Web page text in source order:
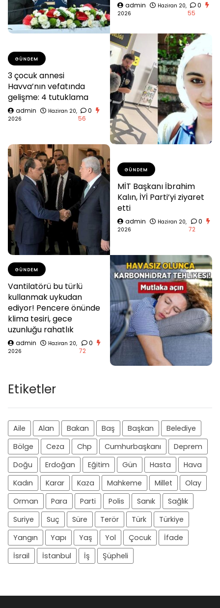
admin
Haziran 20,
2026
0
55
GÜNDEM
3 çocuk annesi
Havva’nın vefatında
gelişme: 4 tutuklama
admin
Haziran 20,
2026
0
56
GÜNDEM
MİT Başkanı İbrahim
Kalın, İYİ Parti’yi ziyaret
etti
admin
Haziran 20,
2026
0
72
GÜNDEM
Vantilatörü bu türlü
kullanmak uykudan
ediyor! Pencere önünde
klima tesiri, gece
uzunluğu rahatlık
admin
Haziran 20,
2026
0
72
Etiketler
Aile Alan Bakan Baş Başkan
Belediye
Bölge
Ceza Chp Cumhurbaşkanı
Deprem
Doğu
Erdoğan Eğitim Gün Hasta
Hava
Kadın
Karar Kaza Mahkeme Millet
Olay
Orman
Para Parti Polis Sanık
Sağlık
Suriye
Suç Süre Terör Türk
Türkiye
Yangın
Yapı Yaş Yol Çocuk
İfade
İsrail
İstanbul İş Şüpheli